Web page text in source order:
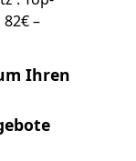
–
Ihren